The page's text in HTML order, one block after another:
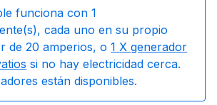
funciona con 1
cada uno en su propio
de 20 amperios, o 1 X generador
si no hay electricidad cerca.
están disponibles.